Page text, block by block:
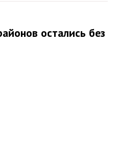
остались без